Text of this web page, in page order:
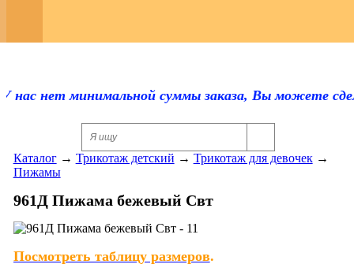
Оплата и доставка
Контакты
Отзывы
Прайс-лист
Сертификаты
нет минимальной суммы заказа, Вы можете
Каталог→ Трикотаж детский → Трикотаж для девочек→
Пижамы
961Д Пижама бежевый Свт
Посмотреть таблицу размеров.